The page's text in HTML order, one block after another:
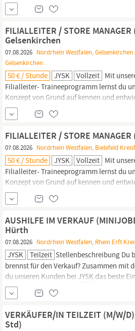
Führungskraft mit Verantwortung für
Teil eines internationalen
unternehmerisches Denken aktiv fördert.
FILIALLEITER / STORE
Gelsenkirchen
07.08.2026 Nordrhein Westfalen,
Gelsenkirchen
50 € / Stunde JYSK Vollzeit Mit
Filialleiter- Traineeprogramm lernst du
Konzept von Grund auf kennen und
Führungskraft mit Verantwortung für
Teil eines internationalen
unternehmerisches Denken aktiv fördert.
FILIALLEITER / STORE
07.08.2026 Nordrhein Westfalen, Bielefeld
50 € / Stunde JYSK Vollzeit Mit
Filialleiter- Traineeprogramm lernst du
Konzept von Grund auf kennen und
Führungskraft mit Verantwortung für
Teil eines internationalen
AUSHILFE IM VERKAUF
Hürth
07.08.2026 Nordrhein Westfalen, Rhein Erft
JYSK Teilzeit Stellenbeschreibung Du
brennst für den Verkauf? Zusammen mit
du unseren Kunden bei JYSK das beste
Deutschlands bieten? Du magst
schnelllebiges Umfeld? Dann unterstütze
eines Minijobs auf geringfügiger Basis
VERKÄUFER/IN TEILZEIT (M/W/
Std)